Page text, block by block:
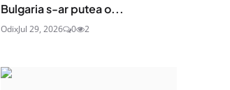
Bulgaria s-ar putea o...
OdixJul 29, 2026 0 2